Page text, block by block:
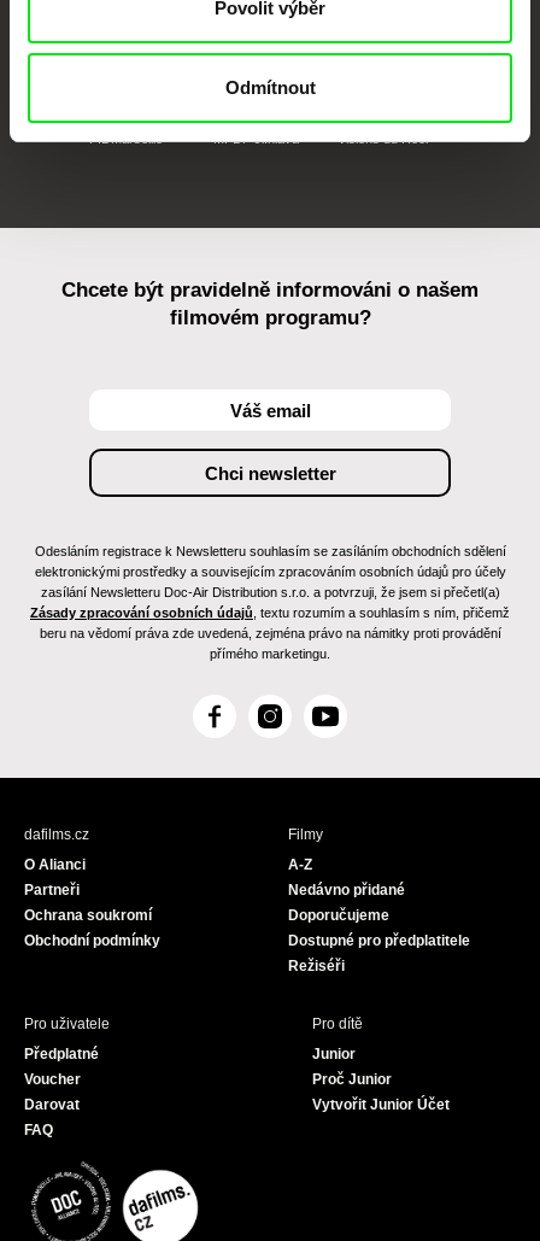
Povolit výběr
Odmítnout
FIDMarseille MFDF Ji.hlava Visions du Réel
Chcete být pravidelně informováni o našem
filmovém programu?
Odesláním registrace k Newsletteru souhlasím se zasíláním obchodních sdělení
elektronickými prostředky a souvisejícím zpracováním osobních údajů pro účely
zasílání Newsletteru Doc-Air Distribution s.r.o. a potvrzuji, že jsem si přečetl(a)
Zásady zpracování osobních údajů , textu rozumím a souhlasím s ním, přičemž
beru na vědomí práva zde uvedená, zejména právo na námitky proti provádění
přímého marketingu.
F
c
I
s
Y
u
dafilms.cz
O Alianci
Partneři
Ochrana soukromí
Obchodní podmínky
Filmy
A-Z
Nedávno přidané
Doporučujeme
Dostupné pro předplatitele
Režiséři
Pro uživatele
Předplatné
Voucher
Darovat
FAQ
Pro dítě
Junior
Proč Junior
Vytvořit Junior Účet